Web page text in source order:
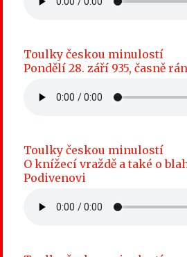
Toulky českou minulostí
Pondělí 28. září 935, časně
Toulky českou minulostí
O knížecí vraždě a také o
Podivenovi